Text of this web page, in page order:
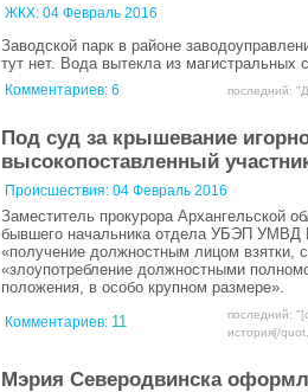
ЖКХ: 04 Февраль 2016
Заводской парк в районе
тут нет. Вода вытекла из магистральных
Комментариев: 6 последний:
Под суд за крышевание
высокопоставленный
Происшествия: 04 Февраль 2016
Заместитель прокурора Архангельской
бывшего начальника отдела УБЭП УМВД
«получение должностным лицом взятки,
«злоупотребление должностными
положения, в особо крупном размере».
Комментариев: 11
последний:
история[/
Мэрия Северодвинска